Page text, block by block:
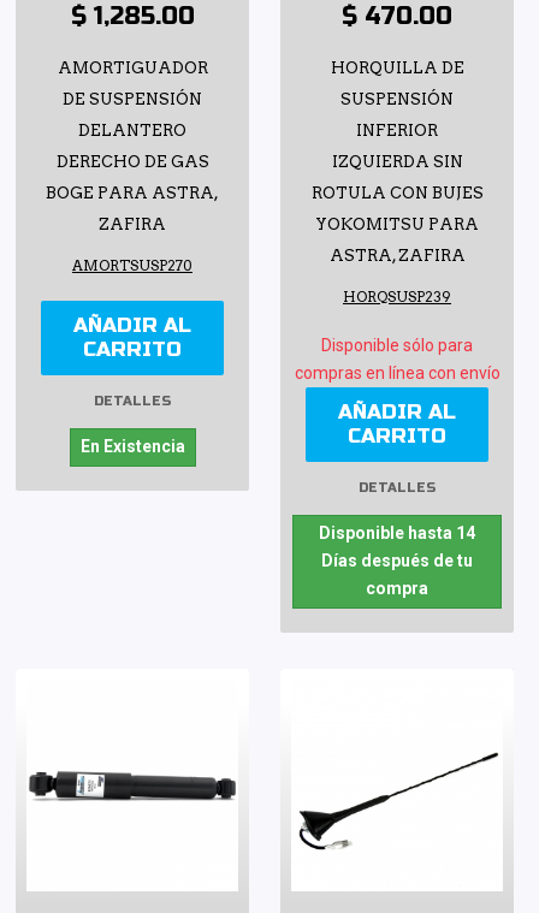
$ 1,285.00
AMORTIGUADOR
DE SUSPENSIÓN
DELANTERO
DERECHO DE GAS
BOGE PARA ASTRA,
ZAFIRA
AMORTSUSP270
AÑADIR AL
CARRITO
DETALLES
En Existencia
$ 470.00
HORQUILLA DE
SUSPENSIÓN
INFERIOR
IZQUIERDA SIN
ROTULA CON BUJES
YOKOMITSU PARA
ASTRA, ZAFIRA
HORQSUSP239
Disponible sólo para
compras en línea con envío
AÑADIR AL
CARRITO
DETALLES
Disponible hasta 14
Días después de tu
compra